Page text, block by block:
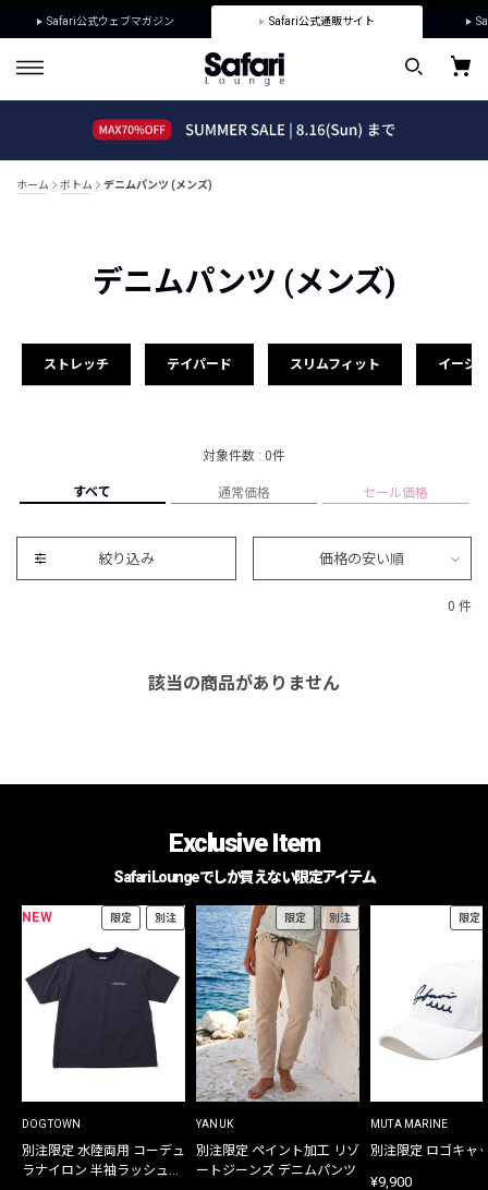
Safari公式ウェブマガジン Safari公式通販サイト
ホーム ボトム デニムパンツ (メンズ)
デニムパンツ (メンズ)
ストレッチ テイパード スリムフィット イージ
対象件数 : 0件
すべて 通常価格 セール価格
絞り込み 価格の安い順
0 件
該当の商品がありません
Exclusive Item
Safari Loungeでしか買えない限定アイテム
NEW 限定 別注
DOGTOWN
別注限定 水陸両用 コーデュ
ラナイロン 半袖ラッシュガ
限定 別注
YANUK
別注限定 ペイント加工 リゾ
ートジーンズ デニムパンツ
限定
MUTA MARINE
別注限定 ロゴキャ
¥9,900